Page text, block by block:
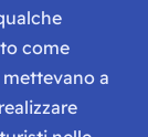
come
a